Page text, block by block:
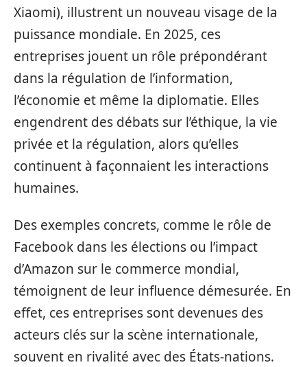
Xiaomi), illustrent un nouveau visage de la
puissance mondiale. En 2025, ces
entreprises jouent un rôle prépondérant
dans la régulation de l’information,
l’économie et même la diplomatie. Elles
engendrent des débats sur l’éthique, la vie
privée et la régulation, alors qu’elles
continuent à façonnaient les interactions
humaines.
Des exemples concrets, comme le rôle de
Facebook dans les élections ou l’impact
d’Amazon sur le commerce mondial,
témoignent de leur influence démesurée. En
effet, ces entreprises sont devenues des
acteurs clés sur la scène internationale,
souvent en rivalité avec des États-nations.